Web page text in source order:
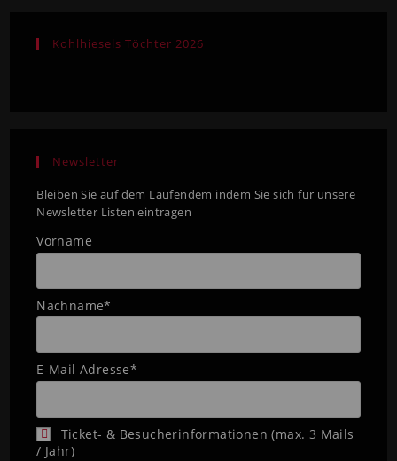
Kohlhiesels Töchter 2026
Newsletter
Bleiben Sie auf dem Laufendem indem Sie sich für unsere
Newsletter Listen eintragen
Vorname
Nachname*
E-Mail Adresse*
Ticket- & Besucherinformationen (max. 3 Mails
/ Jahr)